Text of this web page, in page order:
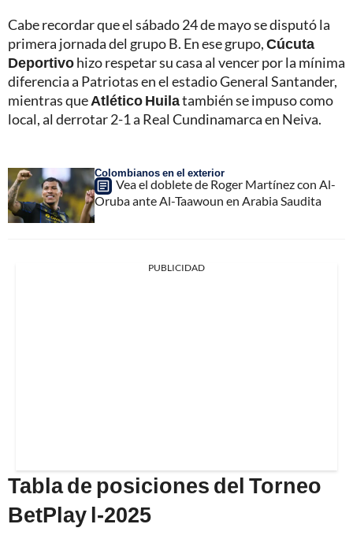
Cabe recordar que el sábado 24 de mayo se disputó la
primera jornada del grupo B. En ese grupo,Cúcuta
Deportivohizo respetar su casa al vencer por la mínima
diferencia a Patriotas en el estadio General Santander,
mientras queAtlético Huilatambién se impuso como
local, al derrotar 2-1 a Real Cundinamarca en Neiva.
Colombianos en el exterior
Vea el doblete de Roger Martínez con Al-
Oruba ante Al-Taawoun en Arabia Saudita
PUBLICIDAD
Tabla de posiciones del Torneo
BetPlay l-2025